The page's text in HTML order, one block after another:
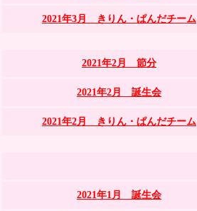
2021年3月 きりん・ぱんだチーム
2021年2月 節分
2021年2月 誕生会
2021年2月 きりん・ぱんだチーム
2021年1月 誕生会